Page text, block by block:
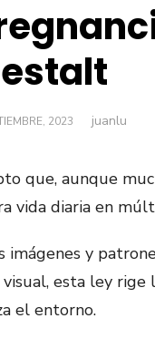
2023 Autor
juanlu
que, aunque
vida diaria en
y
esta ley rige
el entorno.